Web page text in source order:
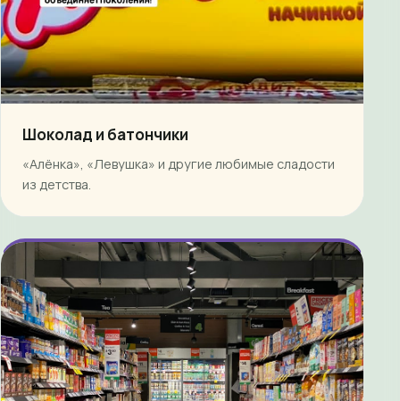
Шоколад и батончики
«Алёнка», «Левушка» и другие любимые сладости
из детства.